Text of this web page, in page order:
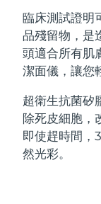
臨床測試證明
品殘留物，是
頭適合所有肌
潔面儀，讓您
超衛生抗菌矽
除死皮細胞，
即使趕時間，
然光彩。
補水保濕
FAQ™ 抗老
百慕達
波士尼亞與赫
汶萊
保加利亞
加拿大